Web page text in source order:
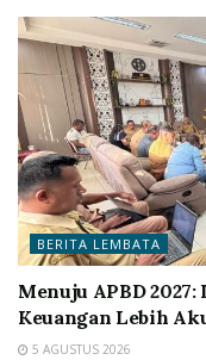
BERITA LEMBATA
Menuju APBD
Keuangan Lebih
5 AGUSTUS 2026